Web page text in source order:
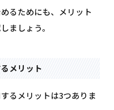
るためにも、メリット
ましょう。
メリット
るメリットは3つありま